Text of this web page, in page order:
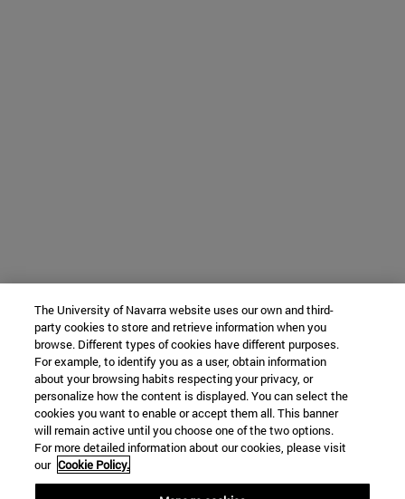
The University of Navarra website uses our own and third-
party cookies to store and retrieve information when you
browse. Different types of cookies have different purposes.
For example, to identify you as a user, obtain information
about your browsing habits respecting your privacy, or
personalize how the content is displayed. You can select the
cookies you want to enable or accept them all. This banner
will remain active until you choose one of the two options.
For more detailed information about our cookies, please visit
our Cookie Policy.